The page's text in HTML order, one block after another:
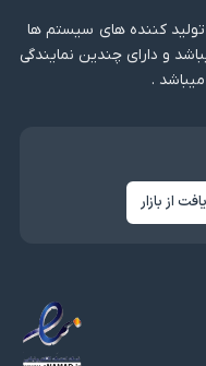
کننده های سیستم ها
و دارای چندین نمایندگی
.
از بازار